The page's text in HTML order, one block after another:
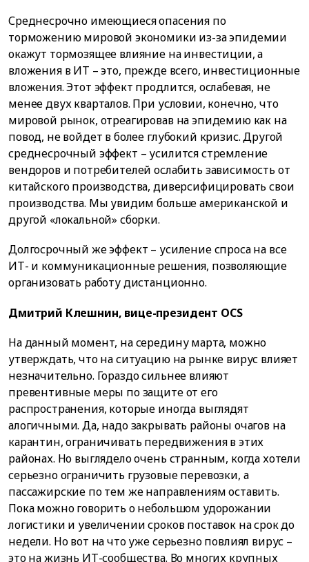
Среднесрочно имеющиеся опасения по
торможению мировой экономики из-за эпидемии
окажут тормозящее влияние на инвестиции, а
вложения в ИТ – это, прежде всего, инвестиционные
вложения. Этот эффект продлится, ослабевая, не
менее двух кварталов. При условии, конечно, что
мировой рынок, отреагировав на эпидемию как на
повод, не войдет в более глубокий кризис. Другой
среднесрочный эффект – усилится стремление
вендоров и потребителей ослабить зависимость от
китайского производства, диверсифицировать свои
производства. Мы увидим больше американской и
другой «локальной» сборки.
Долгосрочный же эффект – усиление спроса на все
ИТ- и коммуникационные решения, позволяющие
организовать работу дистанционно.
Дмитрий Клешнин, вице-президент OCS
На данный момент, на середину марта, можно
утверждать, что на ситуацию на рынке вирус влияет
незначительно. Гораздо сильнее влияют
превентивные меры по защите от его
распространения, которые иногда выглядят
алогичными. Да, надо закрывать районы очагов на
карантин, ограничивать передвижения в этих
районах. Но выглядело очень странным, когда хотели
серьезно ограничить грузовые перевозки, а
пассажирские по тем же направлениям оставить.
Пока можно говорить о небольшом удорожании
логистики и увеличении сроков поставок на срок до
недели. Но вот на что уже серьезно повлиял вирус –
это на жизнь ИТ-сообщества. Во многих крупных